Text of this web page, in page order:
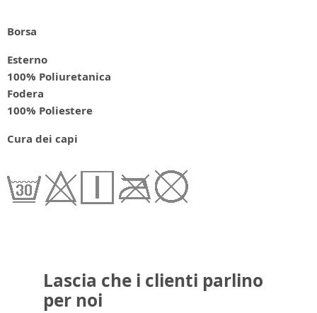
Borsa
Esterno
100% Poliuretanica
Fodera
100% Poliestere
Cura dei capi
Lascia che i clienti parlino
per noi